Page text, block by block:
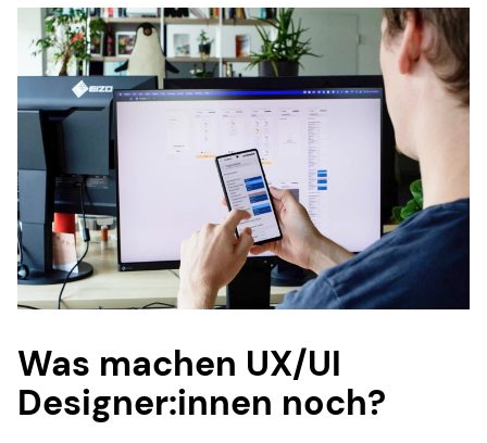
Was machen UX/UI
Designer:innen noch?